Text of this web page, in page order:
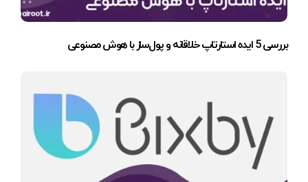
بررسی 5 ایده استارتاپ خلاقانه و پول‌ساز با هوش مصنوعی